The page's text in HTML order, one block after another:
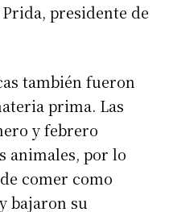
presidente de
también fueron
prima. Las
y febrero
animales, por lo
comer como
bajaron su